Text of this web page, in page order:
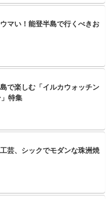
ウマい！能登半島で行くべきお
島で楽しむ「イルカウォッチン
特集
芸、シックでモダンな珠洲焼